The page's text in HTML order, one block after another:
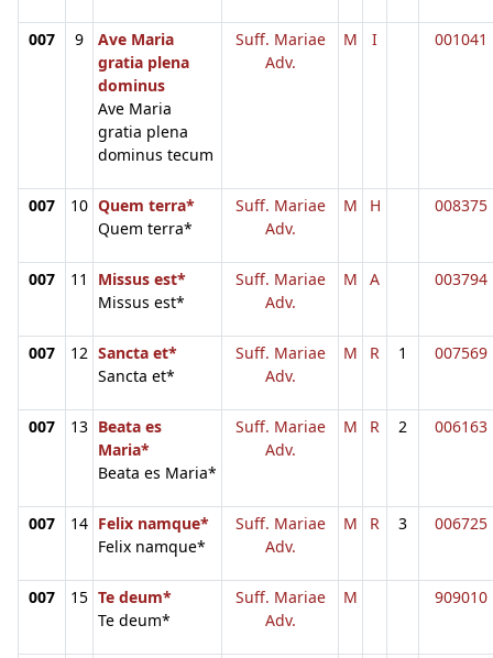
007 9
Ave Maria
gratia plena
dominus
Ave Maria
gratia plena
dominus tecum
Suff. Mariae
Adv.
M I 001041
007 10 Quem terra*
Quem terra*
Suff. Mariae
Adv.
M H 008375
007 11
Missus est*
Missus est*
Suff. Mariae
Adv.
M A 003794
007 12 Sancta et*
Sancta et*
Suff. Mariae
Adv.
M R 1 007569
007 13 Beata es
Maria*
Beata es Maria*
Suff. Mariae
Adv.
M R 2 006163
007 14 Felix namque*
Felix namque*
Suff. Mariae
Adv.
M R 3 006725
007 15 Te deum*
Te deum*
Suff. Mariae
Adv.
M 909010